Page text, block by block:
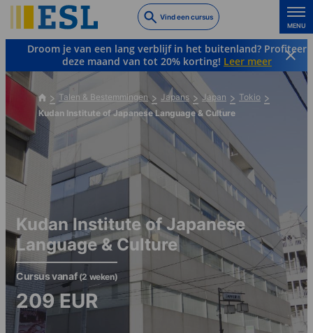
to
main
content
Vind een cursus
MENU
Droom je van een lang verblijf in het buitenland? Profiteer
deze maand van tot 20% korting! Leer meer
Talen & Bestemmingen Japans Japan
Tokio
Kudan Institute of Japanese Language & Culture
Kudan Institute of Japanese
Language & Culture
Cursus vanaf(2 weken)
209EUR